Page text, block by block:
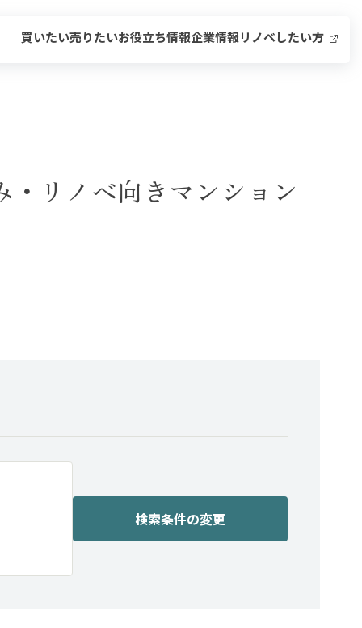
買いたい売りたいお役立ち情報企業情報リノベしたい方
リノベ向きマンション
検索条件の変更